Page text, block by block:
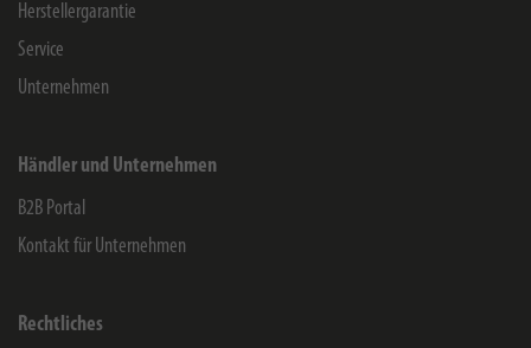
Herstellergarantie
Service
Unternehmen
Händler und Unternehmen
B2B Portal
Kontakt für Unternehmen
Rechtliches